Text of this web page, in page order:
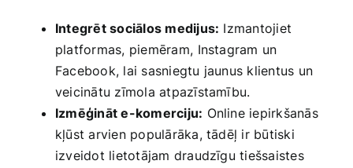
Integrēt sociālos medijus: Izmantojiet
platformas, piemēram, ⁤Instagram un
Facebook, lai sasniegtu ​jaunus klientus un
veicinātu zīmola atpazīstamību.
Izmēģināt e-komerciju: Online iepirkšanās
kļūst ‌arvien populārāka, tādēļ ir būtiski
izveidot lietotājam draudzīgu ‍tiešsaistes